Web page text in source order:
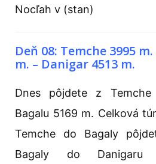
Nocľah v (stan)
Deň 08: Temche 3995
m. – Danigar 4513 m.
Dnes pôjdete z
Bagalu 5169 m. Celková
Temche do Bagaly
Bagaly do